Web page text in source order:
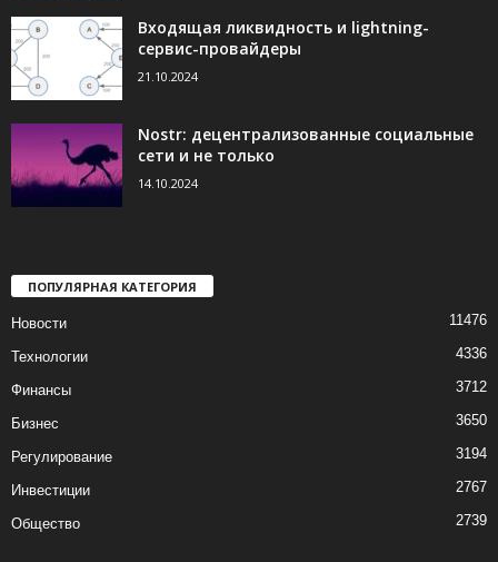
Входящая ликвидность и lightning-
сервис-провайдеры
21.10.2024
Nostr: децентрализованные социальные
сети и не только
14.10.2024
ПОПУЛЯРНАЯ КАТЕГОРИЯ
Новости 11476
Технологии 4336
Финансы 3712
Бизнес 3650
Регулирование 3194
Инвестиции 2767
Общество 2739